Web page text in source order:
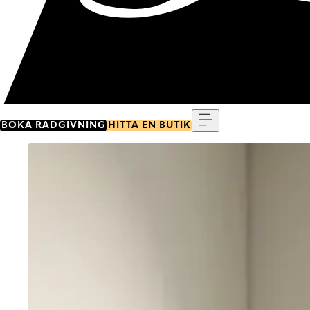
BOKA RÅDGIVNING HITTA EN BUTIK
Go to item 0